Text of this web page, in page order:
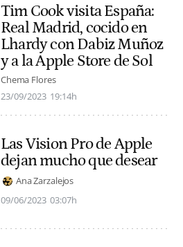
Tim Cook visita España:
Real Madrid, cocido en
Lhardy con Dabiz Muñoz
y a la Apple Store de Sol
Chema Flores
23/09/2023 19:14h
Las Vision Pro de Apple
dejan mucho que desear
Ana Zarzalejos
09/06/2023 03:07h